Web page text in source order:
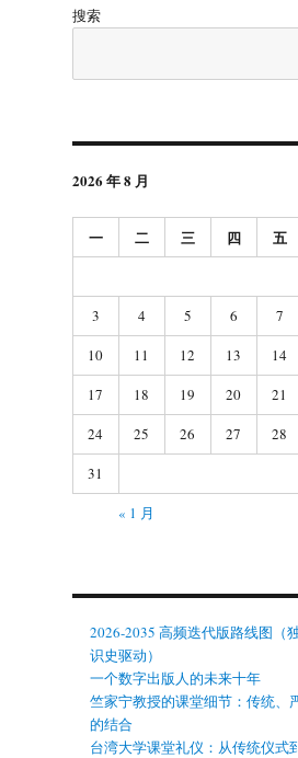
模板设计与自定义URL参数”
搜索
2026 年 8 月
一 二 三 四 五
3
4 5 6 7
10
11 12 13 14
17
18 19 20 21
24
25 26 27 28
31
« 1 月
2026-2035 高频迭代版路线图（
识史驱动）
一个数字出版人的未来十年
竺家宁教授的课堂细节：传统、
的结合
台湾大学课堂礼仪：从传统仪式